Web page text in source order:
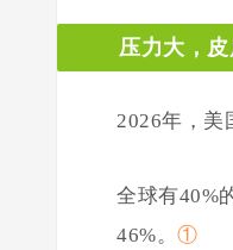
压力大，
2026年，美
全球有40%
46%。 ①